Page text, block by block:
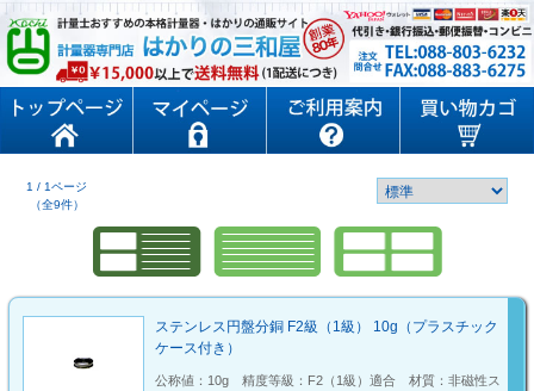
1 / 1ページ
（全9件）
ステンレス円盤分銅 F2級（1級） 10g（プラスチック
ケース付き）
公称値：10g 精度等級：F2（1級）適合 材質：非磁性ス